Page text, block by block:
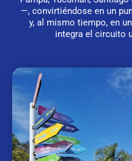
—, convirtiéndose en un
y, al mismo tiempo, en
integra el circuito